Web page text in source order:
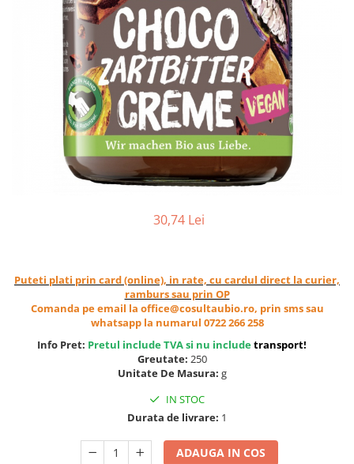
Ceaiuri diverse si accesorii
Vinuri, bere si alte bauturi
Siropuri naturale
Energizante
Carbogazoase
Fructe si legume Bio
Alimente de baza
Cereale, fulgi din cereale, mic
Orez, Faina si Premixuri
30,74 Lei
Puteti plati prin card (online), in rate, cu cardul direct la curier,
ramburs sau prin OP
Comanda pe email la office@cosultaubio.ro, prin sms sau
whatsapp la numarul 0722 266 258
Info Pret: Pretul include TVA si nu includetransport!
Greutate: 250
Unitate De Masura: g
IN STOC
Durata de livrare: 1
ADAUGA IN COS